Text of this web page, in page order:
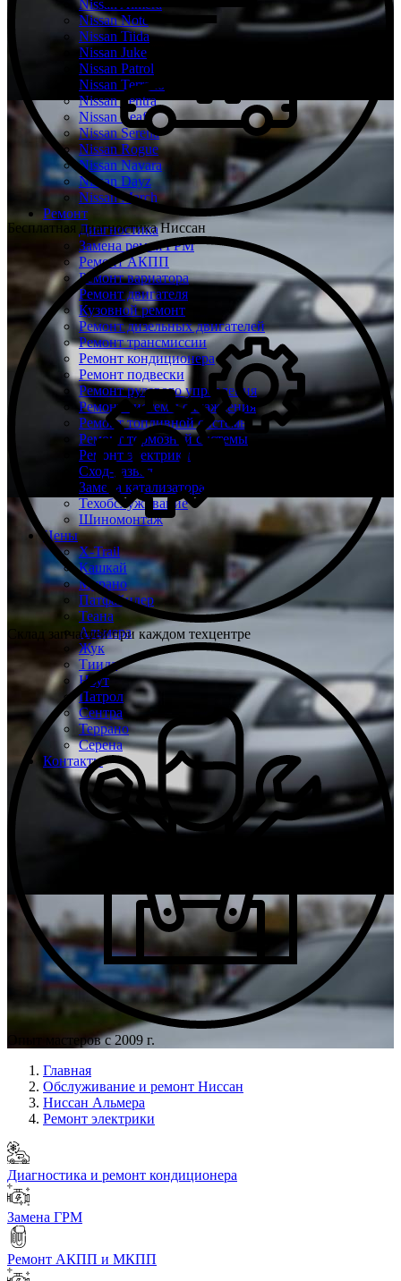
Nissan Almera
Nissan Note
Nissan Tiida
Nissan Juke
Nissan Patrol
Nissan Terrano
Nissan Sentra
Nissan Leaf
Nissan Serena
Nissan Rogue
Nissan Navara
Nissan Dayz
Nissan March
Ремонт
Диагностика
Замена ремня ГРМ
Ремонт АКПП
Ремонт вариатора
Ремонт двигателя
Кузовной ремонт
Ремонт дизельных двигателей
Ремонт трансмиссии
Ремонт кондиционера
Ремонт подвески
Ремонт рулевого управления
Ремонт системы охлаждения
Ремонт топливной системы
Ремонт тормозной системы
Ремонт электрики
Сход-развал
Замена катализатора
Техобслуживание
Шиномонтаж
Цены
X-Trail
Кашкай
Мурано
Патфайндер
Теана
Альмера
Жук
Тиида
Ноут
Патрол
Сентра
Террано
Серена
Контакты
Бесплатная диагностика Ниссан
Склад запчастей при каждом техцентре
Опыт мастеров с 2009 г.
Главная
Обслуживание и ремонт Ниссан
Ниссан Альмера
Ремонт электрики
Диагностика и ремонт кондиционера
Замена ГРМ
Ремонт АКПП и МКПП